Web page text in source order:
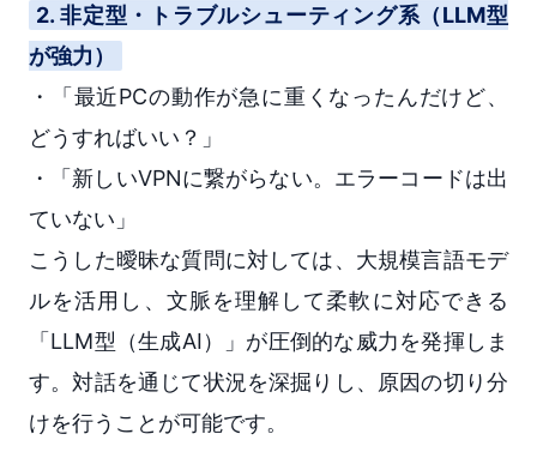
2. 非定型・トラブルシューティング系（LLM型
が強力）
・「最近PCの動作が急に重くなったんだけど、
どうすればいい？」
・「新しいVPNに繋がらない。エラーコードは出
ていない」
こうした曖昧な質問に対しては、大規模言語モデ
ルを活用し、文脈を理解して柔軟に対応できる
「LLM型（生成AI）」が圧倒的な威力を発揮しま
す。対話を通じて状況を深掘りし、原因の切り分
けを行うことが可能です。